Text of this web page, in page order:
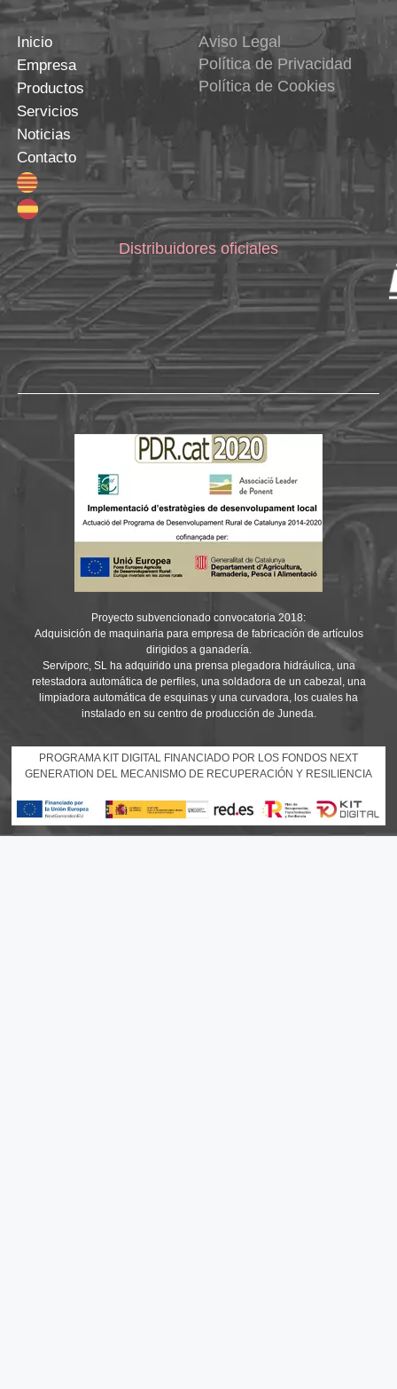
Inicio
Empresa
Productos
Servicios
Noticias
Contacto
Aviso Legal
Política de Privacidad
Política de Cookies
Distribuidores oficiales
Proyecto subvencionado convocatoria 2018:
Adquisición de maquinaria para empresa de fabricación de artículos
dirigidos a ganadería.
Serviporc, SL ha adquirido una prensa plegadora hidráulica, una
retestadora automática de perfiles, una soldadora de un cabezal, una
limpiadora automática de esquinas y una curvadora, los cuales ha
instalado en su centro de producción de Juneda.
PROGRAMA KIT DIGITAL FINANCIADO POR LOS FONDOS NEXT
GENERATION DEL MECANISMO DE RECUPERACIÓN Y RESILIENCIA